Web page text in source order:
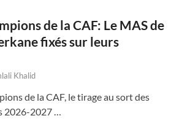
de la CAF: Le MAS de
fixés sur leurs
Khalid
de la CAF, le tirage au sort des
2026-2027 …